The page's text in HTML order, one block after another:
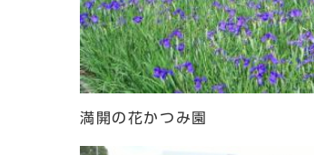
満開の花かつみ園